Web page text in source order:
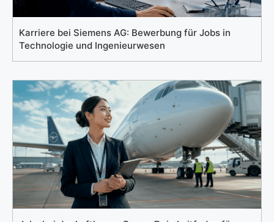
Karriere bei Siemens AG: Bewerbung für Jobs in
Technologie und Ingenieurwesen